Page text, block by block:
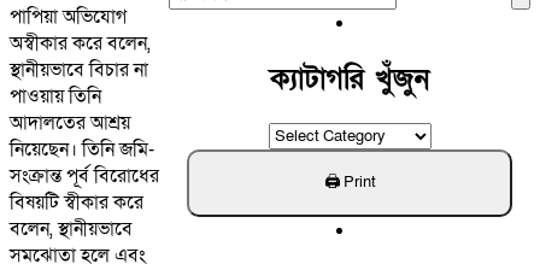
পাপিয়া অভিযোগ
অস্বীকার করে বলেন,
স্থানীয়ভাবে বিচার না
পাওয়ায় তিনি
আদালতের আশ্রয়
নিয়েছেন। তিনি জমি-
সংক্রান্ত পূর্ব বিরোধের
বিষয়টি স্বীকার করে
বলেন, স্থানীয়ভাবে
সমঝোতা হলে এবং
ক্যাটাগরি খুঁজুন
ক্যাটাগরি
খুঁজুন